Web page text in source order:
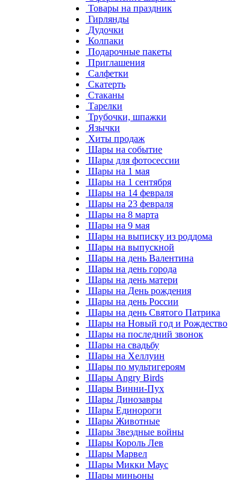
Товары на праздник
Гирлянды
Дудочки
Колпаки
Подарочные пакеты
Приглашения
Салфетки
Скатерть
Стаканы
Тарелки
Трубочки, шпажки
Язычки
Хиты продаж
Шары на событие
Шары для фотосессии
Шары на 1 мая
Шары на 1 сентября
Шары на 14 февраля
Шары на 23 февраля
Шары на 8 марта
Шары на 9 мая
Шары на выписку из роддома
Шары на выпускной
Шары на день Валентина
Шары на день города
Шары на день матери
Шары на День рождения
Шары на день России
Шары на день Святого Патрика
Шары на Новый год и Рождество
Шары на последний звонок
Шары на свадьбу
Шары на Хеллуин
Шары по мультигероям
Шары Angry Birds
Шары Винни-Пух
Шары Динозавры
Шары Единороги
Шары Животные
Шары Звездные войны
Шары Король Лев
Шары Марвел
Шары Микки Маус
Шары миньоны